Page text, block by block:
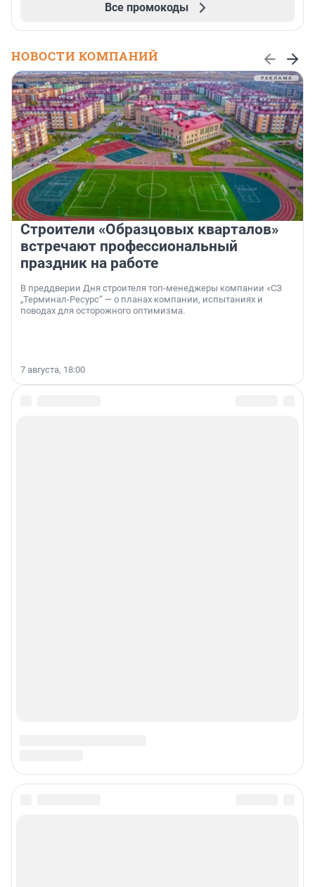
Все промокоды
НОВОСТИ КОМПАНИЙ
Строители «Образцовых кварталов»
встречают профессиональный
праздник на работе
В преддверии Дня строителя топ-менеджеры компании «СЗ
„Терминал-Ресурс“ — о планах компании, испытаниях и
поводах для осторожного оптимизма.
7 августа, 18:00